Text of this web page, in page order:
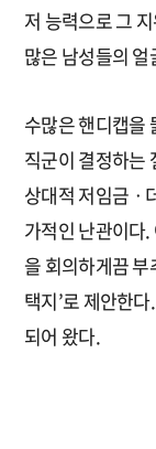
저 능력으로 그
많은 남성들의
수많은 핸디캡을
직군이 결정하는
상대적 저임금ㆍ
가적인 난관이다
을 회의하게끔 부
택지’로 제안한
되어 왔다.